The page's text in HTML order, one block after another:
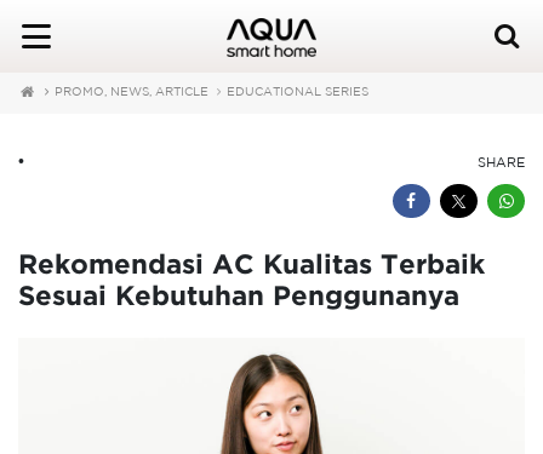
PROMO, NEWS, ARTICLE EDUCATIONAL SERIES
SHARE
•
Rekomendasi AC Kualitas Terbaik
Sesuai Kebutuhan Penggunanya